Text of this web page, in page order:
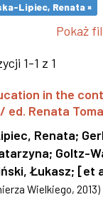
Lipiec, Renata ×
Pokaż
1-1 z 1
in the
ed. Renata
Renata;
; Goltz-
Łukasz; [et
Wielkiego, 2013)